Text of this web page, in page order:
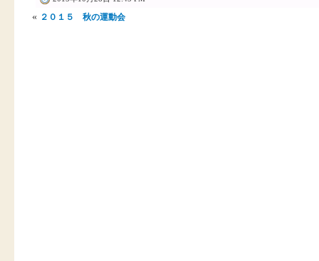
« ２０１５ 秋の運動会